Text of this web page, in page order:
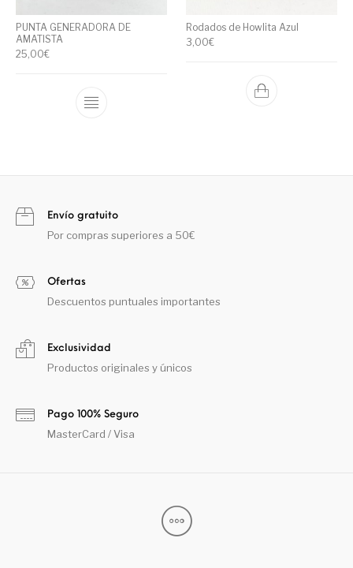
PUNTA GENERADORA DE
AMATISTA
25,00€
Rodados de Howlita Azul
3,00€
Envío gratuito
Por compras superiores a 50€
Ofertas
Descuentos puntuales importantes
Exclusividad
Productos originales y únicos
Pago 100% Seguro
MasterCard / Visa